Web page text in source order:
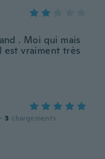
. Moi qui mais
est vraiment très
· 3 chargements